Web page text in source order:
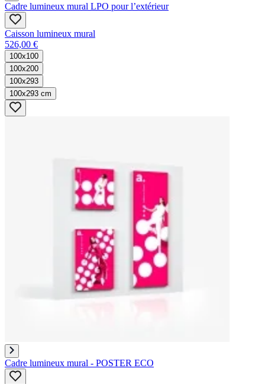
Cadre lumineux mural LPO pour l’extérieur
Caisson lumineux mural​
526,00 €
100x100
100x200
100x293
100x293 cm
Cadre lumineux mural - POSTER ECO